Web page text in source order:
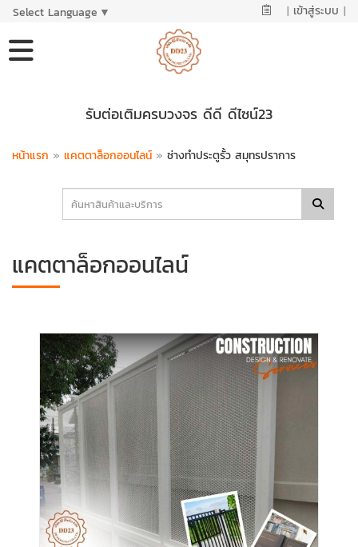
Select Language ▼ | เข้าสู่ระบบ |
รับต่อเติมครบวงจร ดีดี ดีไซน์23
หน้าแรก » แคตตาล็อกออนไลน์ » ช่างทำประตูรั้ว สมุทรปราการ
แคตตาล็อกออนไลน์